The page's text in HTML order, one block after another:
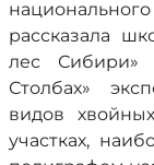
рассказала
лес Сибири»
Столбах»
видов
участках,